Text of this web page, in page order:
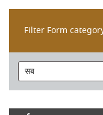
Filter Form